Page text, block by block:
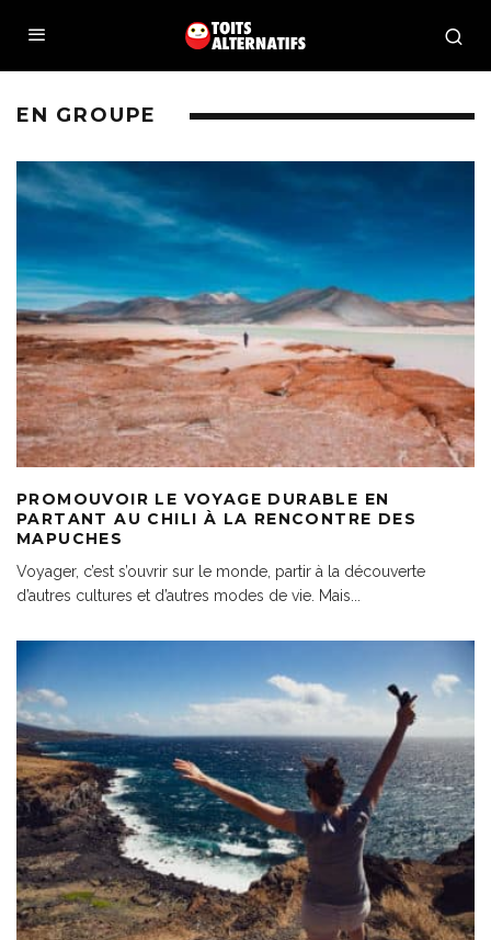
EN GROUPE
PROMOUVOIR LE VOYAGE DURABLE EN
PARTANT AU CHILI À LA RENCONTRE DES
MAPUCHES
Voyager, c’est s’ouvrir sur le monde, partir à la découverte
d’autres cultures et d’autres modes de vie. Mais